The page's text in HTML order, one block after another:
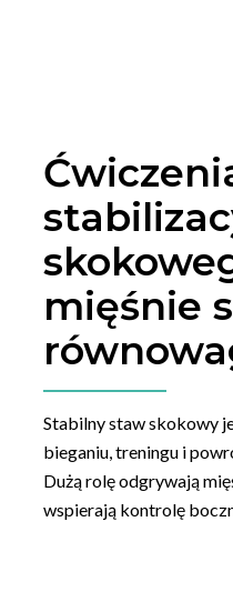
mięśnie
Stabilny staw skokowy
bieganiu, treningu i
Dużą rolę odgrywają
wspierają kontrolę